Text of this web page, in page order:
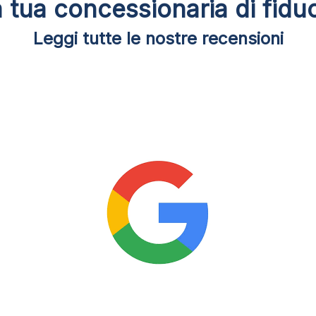
tua concessionaria di
Leggi tutte le nostre recensioni